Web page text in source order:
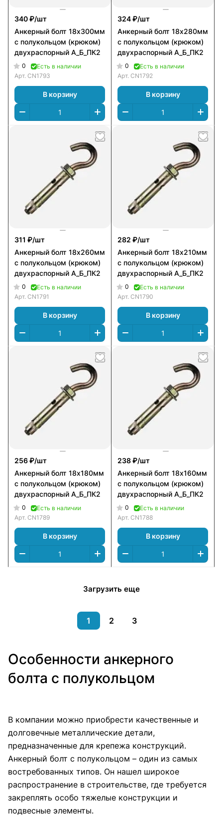
340 ₽/шт
Анкерный болт 18х300мм
с полукольцом (крюком)
двухраспорный А_Б_ПК2
0
Есть в наличии
Арт. CN1793
В корзину
324 ₽/шт
Анкерный болт 18х280мм
с полукольцом (крюком)
двухраспорный А_Б_ПК2
0
Есть в наличии
Арт. CN1792
В корзину
311 ₽/шт
Анкерный болт 18х260мм
с полукольцом (крюком)
двухраспорный А_Б_ПК2
0
Есть в наличии
Арт. CN1791
В корзину
282 ₽/шт
Анкерный болт 18х210мм
с полукольцом (крюком)
двухраспорный А_Б_ПК2
0
Есть в наличии
Арт. CN1790
В корзину
256 ₽/шт
Анкерный болт 18х180мм
с полукольцом (крюком)
двухраспорный А_Б_ПК2
0
Есть в наличии
Арт. CN1789
В корзину
238 ₽/шт
Анкерный болт 18х160мм
с полукольцом (крюком)
двухраспорный А_Б_ПК2
0
Есть в наличии
Арт. CN1788
В корзину
Загрузить еще
1 2 3
Особенности анкерного
болта с полукольцом
В компании можно приобрести качественные и
долговечные металлические детали,
предназначенные для крепежа конструкций.
Анкерный болт с полукольцом – один из самых
востребованных типов. Он нашел широкое
распространение в строительстве, где требуется
закреплять особо тяжелые конструкции и
подвесные элементы.